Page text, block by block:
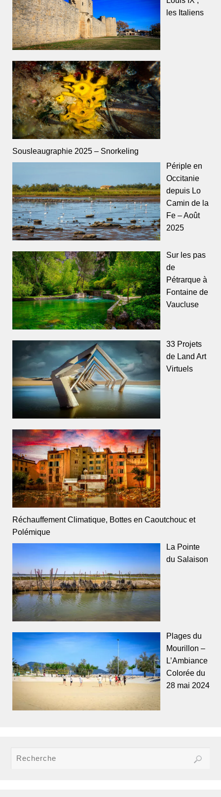
les Italiens
Sousleaugraphie 2025 – Snorkeling
Périple en
Occitanie
depuis Lo
Camin de la
Fe – Août
2025
Sur les pas
de
Pétrarque à
Fontaine de
Vaucluse
33 Projets
de Land Art
Virtuels
Réchauffement Climatique, Bottes en Caoutchouc et
Polémique
La Pointe
du Salaison
Plages du
Mourillon –
L’Ambiance
Colorée du
28 mai 2024